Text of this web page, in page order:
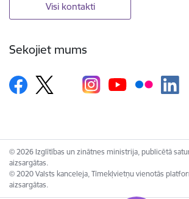
Visi kontakti
Sekojiet mums
© 2026 Izglītības un zinātnes ministrija, publicētā
aizsargātas.
© 2020 Valsts kanceleja, Tīmekļvietņu vienotās
aizsargātas.